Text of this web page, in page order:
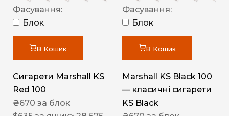
Фасування:
Блок
В Кошик
Сигарети Marshall KS
Red 100
₴670 за блок
Фасування:
Блок
В Кошик
Marshall KS Black 100
— класичні сигарети
KS Black